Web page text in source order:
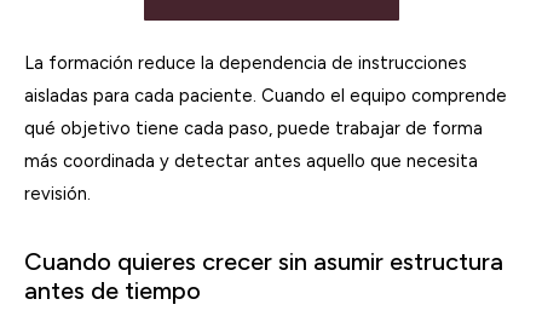
La formación reduce la dependencia de instrucciones
aisladas para cada paciente. Cuando el equipo comprende
qué objetivo tiene cada paso, puede trabajar de forma
más coordinada y detectar antes aquello que necesita
revisión.
Cuando quieres crecer sin asumir estructura
antes de tiempo